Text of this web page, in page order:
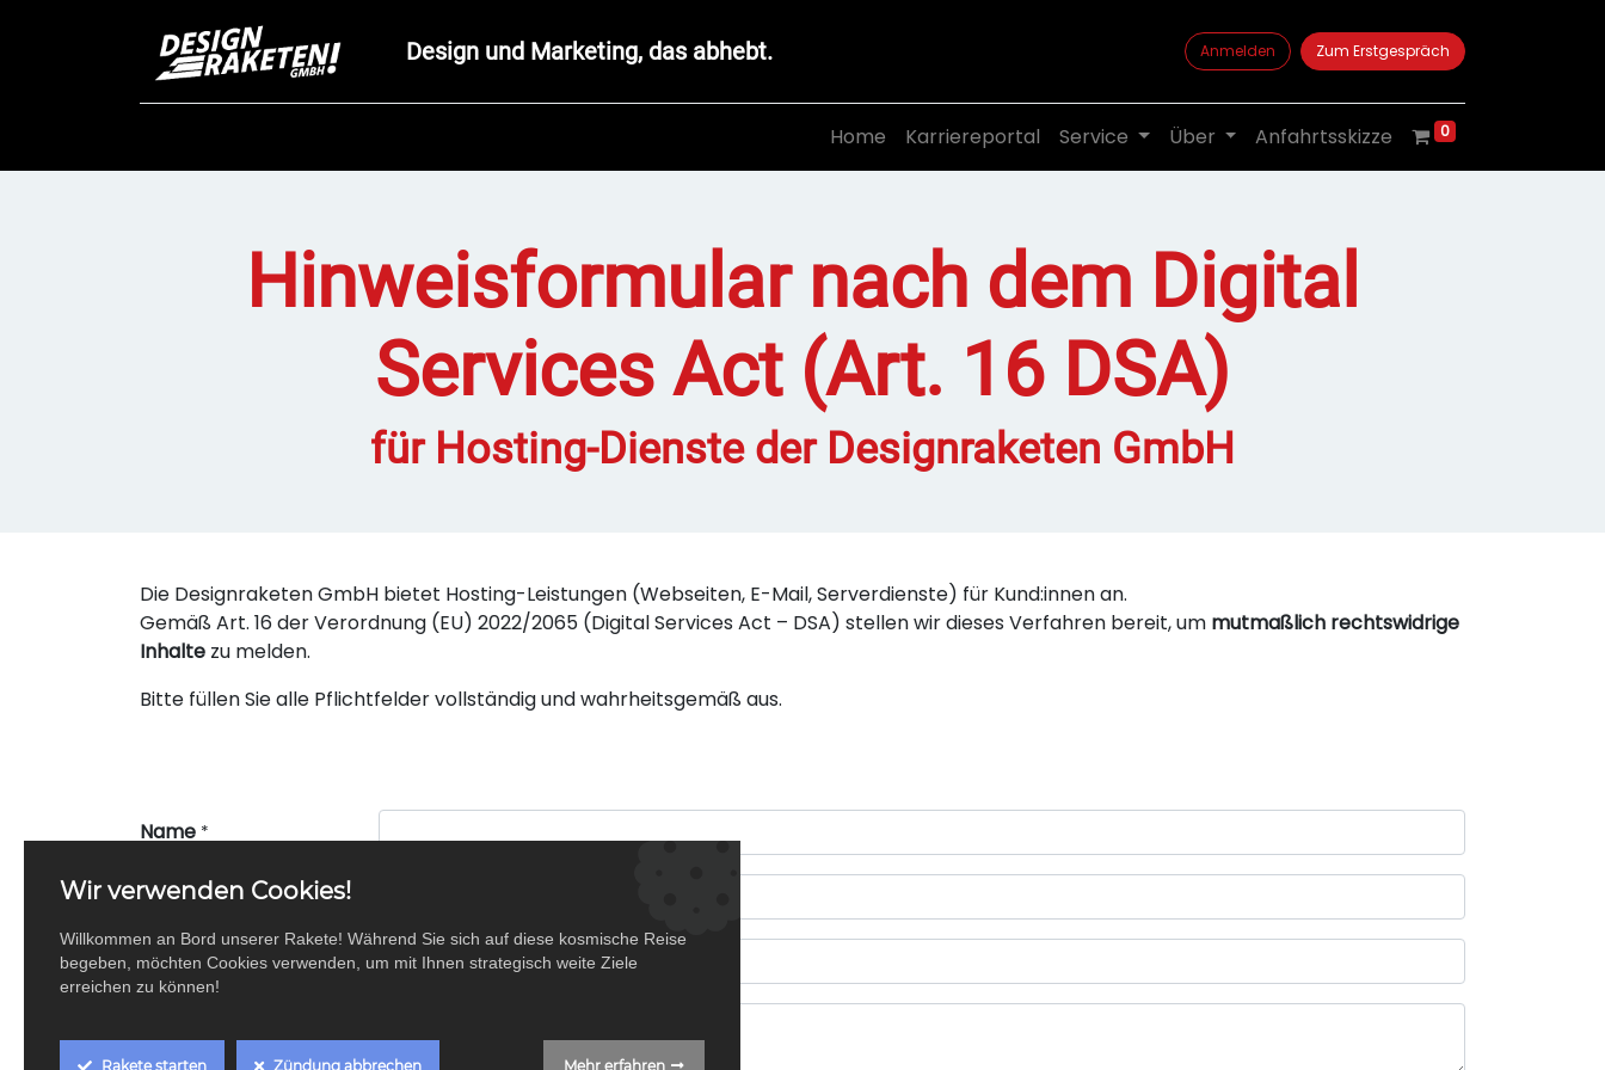
Design und Marketing, das abhebt. Anmelden Zum Erstgespräch
Home Karriereportal Service Über Anfahrtsskizze 0
Hinweisformular nach dem Digital
Services Act (Art. 16 DSA)​
für Hosting-Dienste der Designraketen GmbH
Die Designraketen GmbH bietet Hosting-Leistungen (Webseiten, E-Mail, Serverdienste) für Kund:innen an.
Gemäß Art. 16 der Verordnung (EU) 2022/2065 (Digital Services Act – DSA) stellen wir dieses Verfahren bereit, um mutmaßlich rechtswidrige
Inhalte zu melden.
Bitte füllen Sie alle Pflichtfelder vollständig und wahrheitsgemäß aus.
Name *
E-Mail-Adresse *
Telefonnummer *
Wir verwenden Cookies!
Willkommen an Bord unserer Rakete! Während Sie sich auf diese kosmische Reise
begeben, möchten Cookies verwenden, um mit Ihnen strategisch weite Ziele
erreichen zu können!
Rakete starten Zündung abbrechen Mehr erfahren